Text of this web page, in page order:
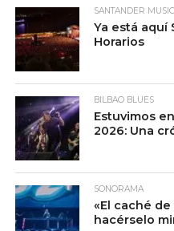
SANTANDER MUSIC
Ya está aquí
Horarios
BILBAO BLUES
Estuvimos
2026: Una
SONORAMA
«El caché
hacérselo